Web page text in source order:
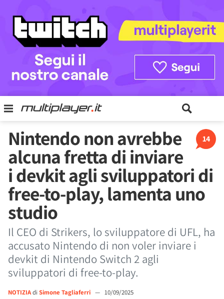
14
Nintendo non avrebbe
alcuna fretta di inviare
i devkit agli sviluppatori di
free-to-play, lamenta uno
studio
Il CEO di Strikers, lo sviluppatore di UFL, ha
accusato Nintendo di non voler inviare i
devkit di Nintendo Switch 2 agli
sviluppatori di free-to-play.
NOTIZIAdi Simone Tagliaferri — 10/09/2025